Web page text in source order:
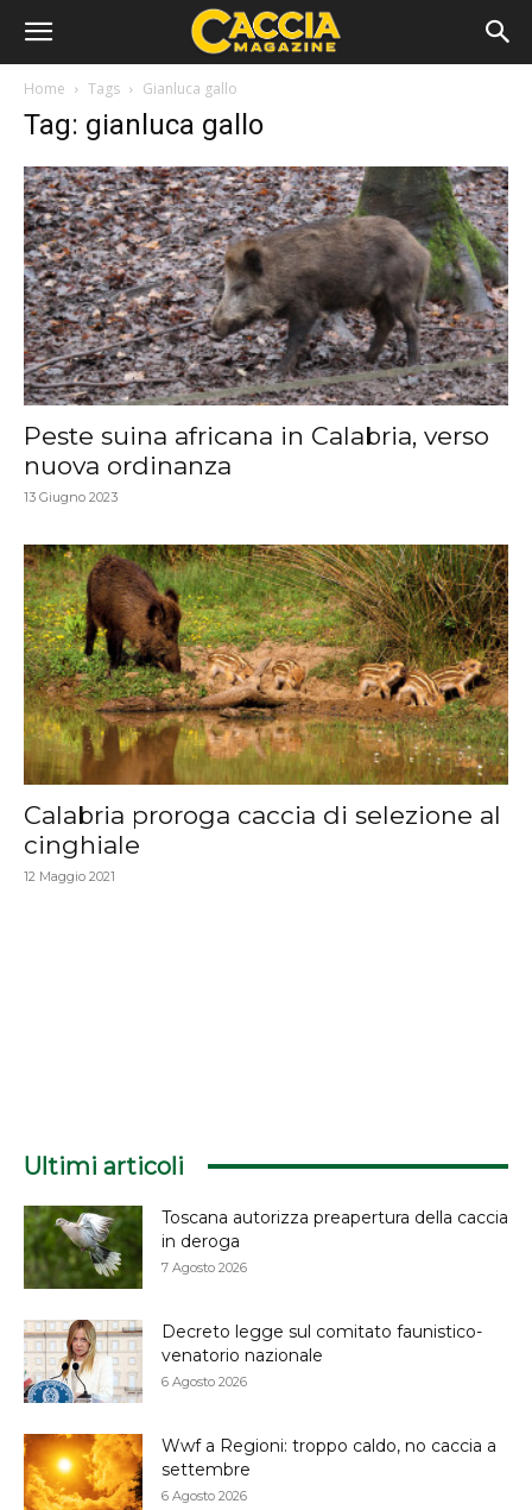
Home Tags Gianluca gallo
Tag: gianluca gallo
Peste suina africana in Calabria, verso
nuova ordinanza
13 Giugno 2023
Calabria proroga caccia di selezione al
cinghiale
12 Maggio 2021
Ultimi articoli
Toscana autorizza preapertura della caccia
in deroga
7 Agosto 2026
Decreto legge sul comitato faunistico-
venatorio nazionale
6 Agosto 2026
Wwf a Regioni: troppo caldo, no caccia a
settembre
6 Agosto 2026